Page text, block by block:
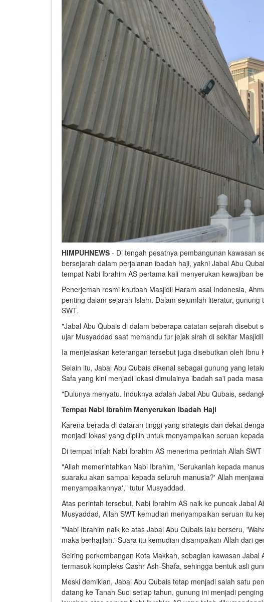
HIMPUHNEWS - Di tengah pesatnya pembangunan kawasan
bersejarah dalam perjalanan ibadah haji, yakni Jabal Abu
tempat Nabi Ibrahim AS pertama kali menyerukan kewajiban
Penerjemah resmi khutbah Masjidil Haram asal Indonesia,
penting dalam sejarah Islam. Dalam sejumlah literatur,
SWT.
"Jabal Abu Qubais di dalam beberapa catatan sejarah disebut
ujar Musyaddad saat memandu tur jejak sirah di sekitar
Ia menjelaskan keterangan tersebut juga disebutkan oleh Ibnu
Selain itu, Jabal Abu Qubais dikenal sebagai gunung yang
Safa yang kini menjadi lokasi dimulainya ibadah sa'i pada
"Dulunya menyatu. Induknya adalah Jabal Abu Qubais,
Tempat Nabi Ibrahim Menyerukan Ibadah Haji
Karena berada di dataran tinggi yang strategis dan dekat
menjadi lokasi yang dipilih untuk menyampaikan seruan
Di tempat inilah Nabi Ibrahim AS menerima perintah Allah
"Allah memerintahkan Nabi Ibrahim, 'Serukanlah kepada
suaraku akan sampai kepada seluruh manusia?' Allah
menyampaikannya'," tutur Musyaddad.
Atas perintah tersebut, Nabi Ibrahim AS naik ke puncak Jabal
Musyaddad, Allah SWT kemudian menyampaikan seruan itu
"Nabi Ibrahim naik ke atas Jabal Abu Qubais lalu berseru,
maka berhajilah.' Suara itu kemudian disampaikan Allah dari
Seiring perkembangan Kota Makkah, sebagian kawasan
termasuk kompleks Qashr Ash-Shafa, sehingga bentuk asli
Meski demikian, Jabal Abu Qubais tetap menjadi salah satu
datang ke Tanah Suci setiap tahun, gunung ini menjadi